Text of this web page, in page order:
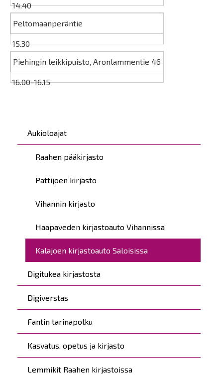
Päävalikko
Aukioloajat
Raahen pääkirjasto
Pattijoen kirjasto
Vihannin kirjasto
Haapaveden kirjastoauto Vihannissa
Kalajoen kirjastoauto Saloisissa
Digitukea kirjastosta
Digiverstas
Fantin tarinapolku
Kasvatus, opetus ja kirjasto
Lemmikit Raahen kirjastoissa
14.40
Peltomaanperäntie
15.30
Piehingin leikkipuisto, Aronlammentie 46
16.00–16.15